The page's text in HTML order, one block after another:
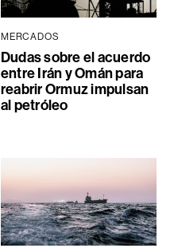
MERCADOS
Dudas sobre el acuerdo
entre Irán y Omán para
reabrir Ormuz impulsan
al petróleo